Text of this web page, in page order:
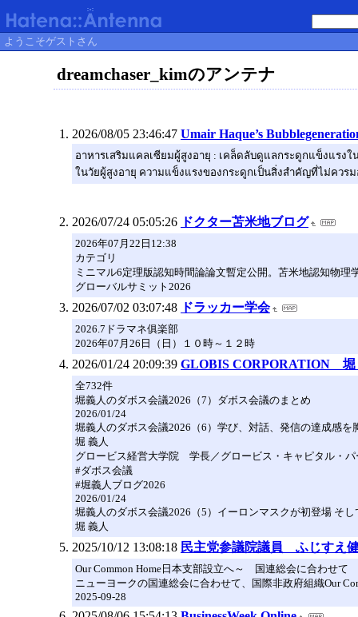
ようこそゲストさん
dreamchaser_kimのアンテナ
2026/08/05 23:46:47 Umair Haque’s
อาหารเสริมแคลเซียมผู้สูงอายุ : เคล็ดลับดูแลกระดูกแข็งแรงใ
ในวัยผู้สูงอายุ ความแข็งแรงของกระดูกเป็นสิ่งสำคัญที่ไม่ควร
2026/07/24 05:05:26 ドクター苫米地ブログ
2026年07月22日12:38
カテゴリ
ミニマル6定理版認知時間論論文暫定公開。苫米地認知物理
グローバルサミット2026
2026/07/02 03:07:48 ドラッカー学会
2026.7ドラマネ俱楽部
2026年07月26日（日）１０時～１２時
2026/01/24 20:09:39 GLOBIS CORPORATION 堀
全732件
堀義人のダボス会議2026（7）ダボス会議のまとめ
2026/01/24
堀義人のダボス会議2026（6）学び、対話、発信の達成感を
堀 義人
グロービス経営大学院 学長／グロービス・キャピタル・
#ダボス会議
#堀義人ブログ2026
2026/01/24
堀義人のダボス会議2026（5）イーロンマスクが初登場 そ
堀 義人
2025/10/12 13:08:18 民主党参議院議員 ふじすえ
Our Common Home日本支部設立へ～ 国連総会に合わせて
ニューヨークの国連総会に合わせて、国際非政府組織Our
2025-09-28